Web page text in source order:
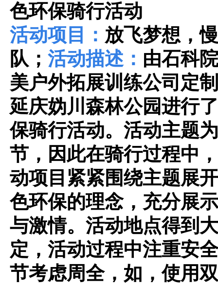
色环保骑行活动
活动项目： 放飞梦想，
队； 活动描述： 由石科
美户外拓展训练公司定
延庆妫川森林公园进行
保骑行活动。活动主题
节，因此在骑行过程中
动项目紧紧围绕主题展
色环保的理念，充分展
与激情。活动地点得到
定，活动过程中注重安
节考虑周全，如，使用